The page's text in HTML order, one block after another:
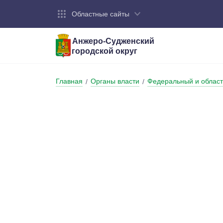
Областные сайты
Анжеро-Судженский
городской округ
Устав
Главная / Органы власти / Федеральный и